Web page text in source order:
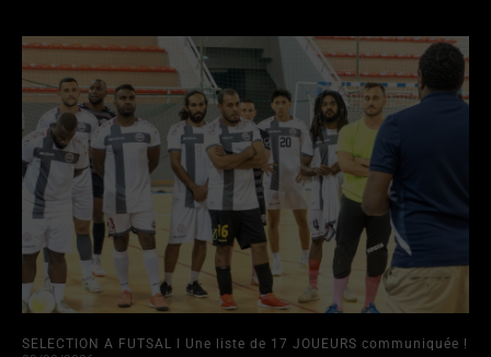
SELECTION A FUTSAL I Une liste de 17 JOUEURS communiquée !